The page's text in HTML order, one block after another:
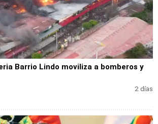
Barrio Lindo moviliza a bomberos y
2 días